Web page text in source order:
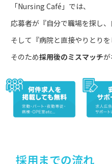
「Nursing Café」では、
応募者が『自分で職場を探し、
そして『病院と直接やりとりを
そのため採用後のミスマッチが
採用までの流れ